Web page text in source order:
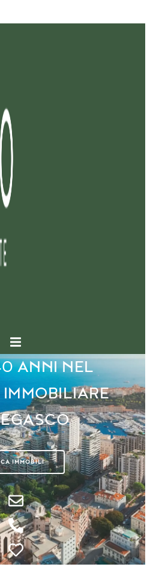
ANNI NEL
IMMOBILIARE
IMMOBILI